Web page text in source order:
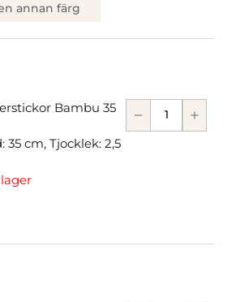
annan färg
Bambu 35
35 cm, Tjocklek: 2,5